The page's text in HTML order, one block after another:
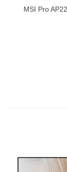
MSI Pro